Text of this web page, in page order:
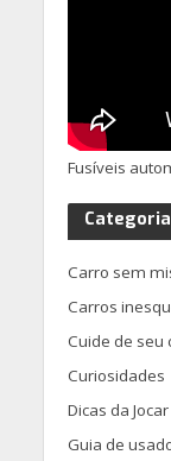
Fusíveis
Carro sem
Carros
Cuide de seu
Curiosidades
Dicas da Jocar
Guia de